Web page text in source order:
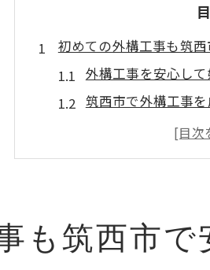
初めての外構工事も筑
外構工事を安心し
筑西市で外構工事
失敗しない外構工
外構工事の流れと
外構工事で叶える
も筑西市で